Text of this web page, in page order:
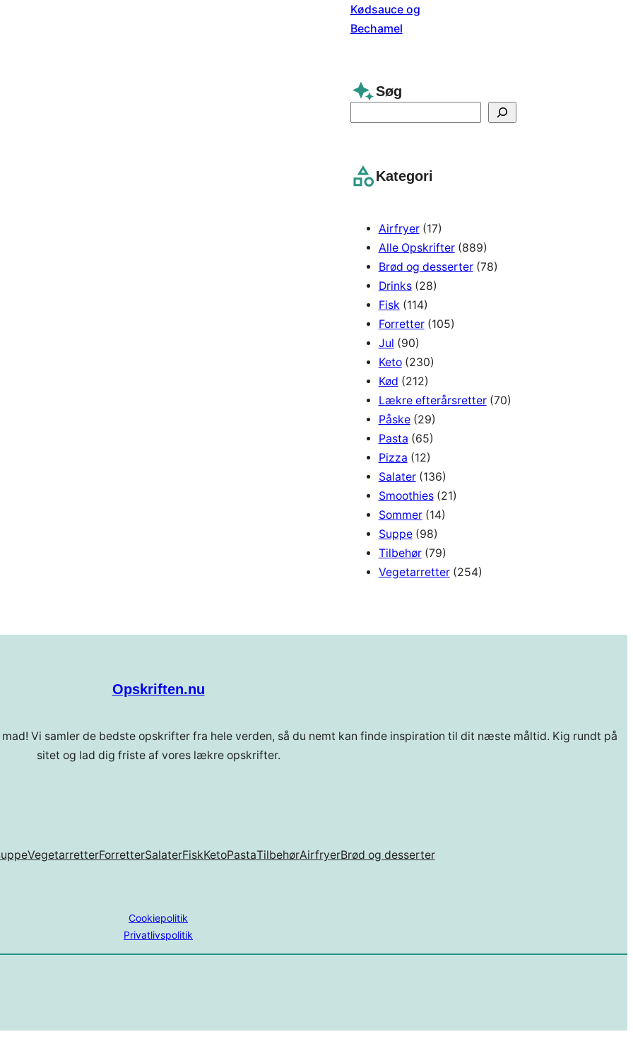
Søg
c
Kategori
Airfryer(17)
Alle Opskrifter(889)
Brød og desserter(78)
Drinks(28)
Fisk (114)
Forretter(105)
Jul (90)
Keto(230)
Kød (212)
Lækre efterårsretter(70)
Påske(29)
Pasta (65)
Pizza (12)
Salater(136)
Smoothies(21)
Sommer(14)
Suppe(98)
Tilbehør(79)
Vegetarretter(254)
Opskriften.nu
Vi samler de bedste opskrifter fra hele verden, så du nemt kan finde inspiration til dit næste måltid. Kig rundt på
sitet og lad dig friste af vores lækre opskrifter.
VegetarretterForretterSalaterFiskKetoPastaTilbehørAirfryerBrød og desserter
Cookiepolitik
Privatlivspolitik